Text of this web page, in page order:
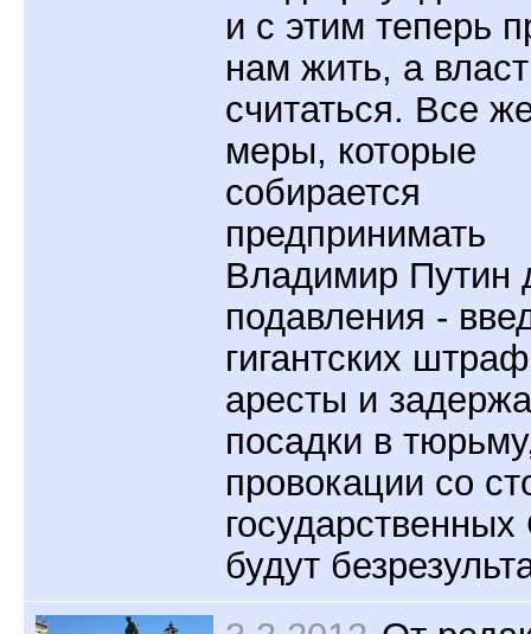
и с этим теперь
нам жить, а
считаться. Все
меры, которые
собирается
предпринимать
Владимир Путин
подавления -
гигантских
аресты и
посадки в
провокации со
будут